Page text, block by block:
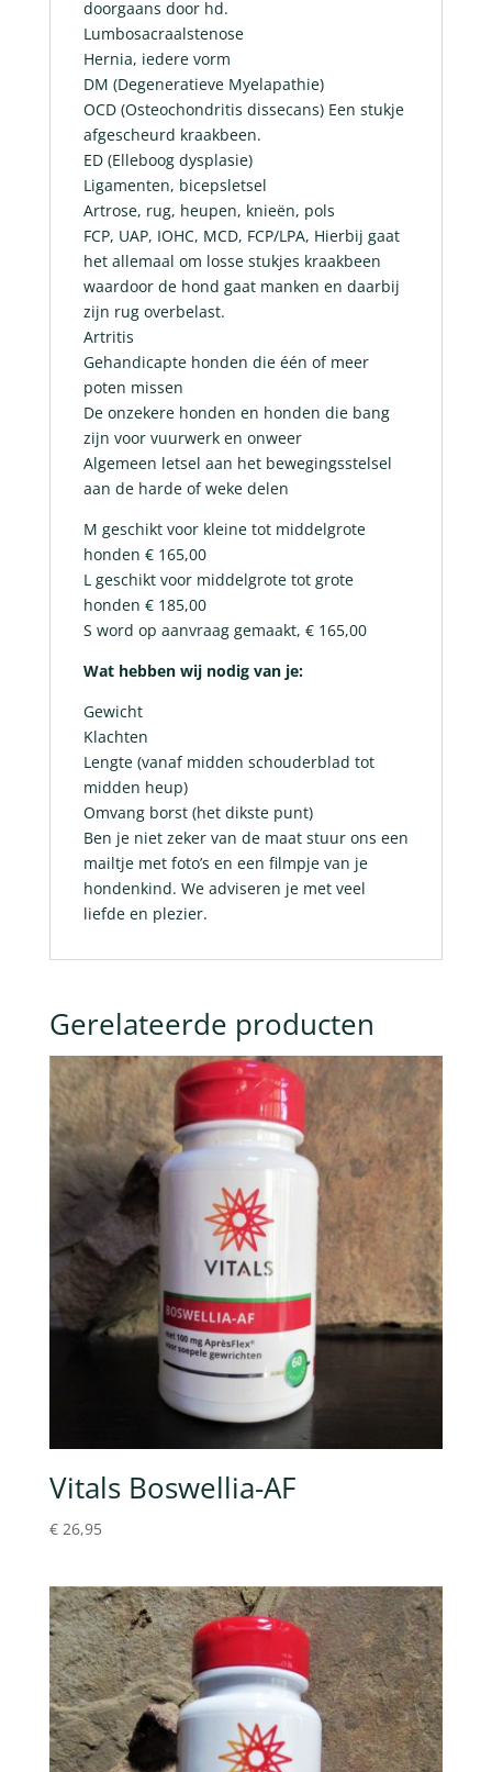
doorgaans door hd.
Lumbosacraalstenose
Hernia, iedere vorm
DM (Degeneratieve Myelapathie)
OCD (Osteochondritis dissecans) Een stukje
afgescheurd kraakbeen.
ED (Elleboog dysplasie)
Ligamenten, bicepsletsel
Artrose, rug, heupen, knieën, pols
FCP, UAP, IOHC, MCD, FCP/LPA, Hierbij gaat
het allemaal om losse stukjes kraakbeen
waardoor de hond gaat manken en daarbij
zijn rug overbelast.
Artritis
Gehandicapte honden die één of meer
poten missen
De onzekere honden en honden die bang
zijn voor vuurwerk en onweer
Algemeen letsel aan het bewegingsstelsel
aan de harde of weke delen
M geschikt voor kleine tot middelgrote
honden € 165,00
L geschikt voor middelgrote tot grote
honden € 185,00
S word op aanvraag gemaakt, € 165,00
Wat hebben wij nodig van je:
Gewicht
Klachten
Lengte (vanaf midden schouderblad tot
midden heup)
Omvang borst (het dikste punt)
Ben je niet zeker van de maat stuur ons een
mailtje met foto’s en een filmpje van je
hondenkind. We adviseren je met veel
liefde en plezier.
Gerelateerde producten
Vitals Boswellia-AF
€26,95